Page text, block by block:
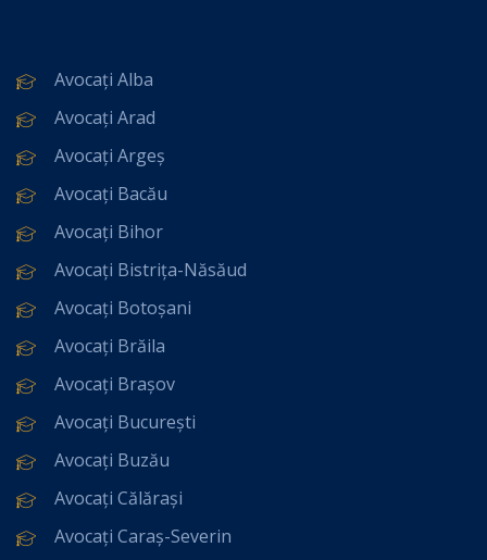
Avocați Alba
Avocați Arad
Avocați Argeș
Avocați Bacău
Avocați Bihor
Avocați Bistrița-Năsăud
Avocați Botoșani
Avocați Brăila
Avocați Brașov
Avocați București
Avocați Buzău
Avocați Călărași
Avocați Caraș-Severin